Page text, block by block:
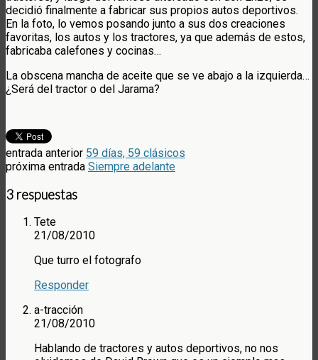
decidió finalmente a fabricar sus propios autos deportivos.
En la foto, lo vemos posando junto a sus dos creaciones
favoritas, los autos y los tractores, ya que además de estos,
fabricaba calefones y cocinas…
La obscena mancha de aceite que se ve abajo a la izquierda…
¿Será del tractor o del Jarama?
entrada anterior 59 días, 59 clásicos
próxima entrada Siempre adelante
3 respuestas
Tete
21/08/2010
Que turro el fotografo
Responder
a-tracción
21/08/2010
Hablando de tractores y autos deportivos, no nos